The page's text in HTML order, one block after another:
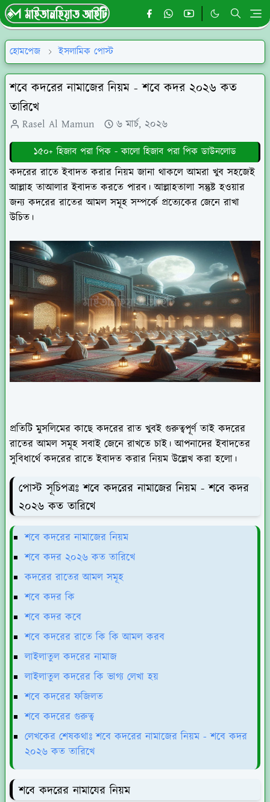
হোমপেজ ইসলামিক পোস্ট
শবে কদরের নামাজের নিয়ম - শবে কদর ২০২৬ কত
তারিখে
Rasel Al Mamun ৬ মার্চ, ২০২৬
১৫০+ হিজাব পরা পিক - কালো হিজাব পরা পিক ডাউনলোড
কদরের রাতে ইবাদত করার নিয়ম জানা থাকলে আমরা খুব সহজেই
আল্লাহ তাআলার ইবাদত করতে পারব। আল্লাহতালা সন্তুষ্ট হওয়ার
জন্য কদরের রাতের আমল সমূহ সম্পর্কে প্রত্যেকের জেনে রাখা
উচিত।
প্রতিটি মুসলিমের কাছে কদরের রাত খুবই গুরুত্বপূর্ণ তাই কদরের
রাতের আমল সমূহ সবাই জেনে রাখতে চাই। আপনাদের ইবাদতের
সুবিধার্থে কদরের রাতে ইবাদত করার নিয়ম উল্লেখ করা হলো।
পোস্ট সূচিপত্রঃ শবে কদরের নামাজের নিয়ম - শবে কদর
২০২৬ কত তারিখে
শবে কদরের নামাজের নিয়ম
শবে কদর ২০২৬ কত তারিখে
কদরের রাতের আমল সমূহ
শবে কদর কি
শবে কদর কবে
শবে কদরের রাতে কি কি আমল করব
লাইলাতুল কদরের নামাজ
লাইলাতুল কদরের কি ভাগ্য লেখা হয়
শবে কদরের ফজিলত
শবে কদরের গুরুত্ব
লেখকের শেষকথাঃ শবে কদরের নামাজের নিয়ম - শবে কদর
২০২৬ কত তারিখে
শবে কদরের নামাযের নিয়ম